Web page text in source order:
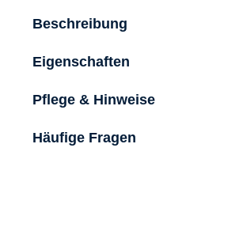
Beschreibung
Eigenschaften
Pflege & Hinweise
Häufige Fragen